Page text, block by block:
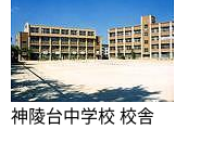
神陵台中学校 校舎